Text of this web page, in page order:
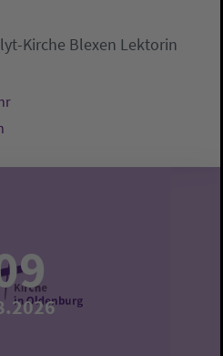
Kirche Blexen Lektorin